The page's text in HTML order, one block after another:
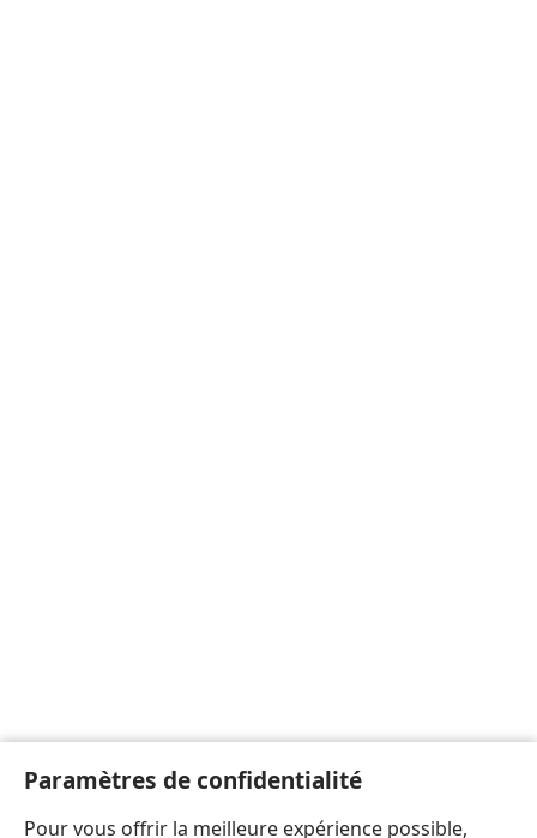
Paramètres de confidentialité
Pour vous offrir la meilleure expérience possible,